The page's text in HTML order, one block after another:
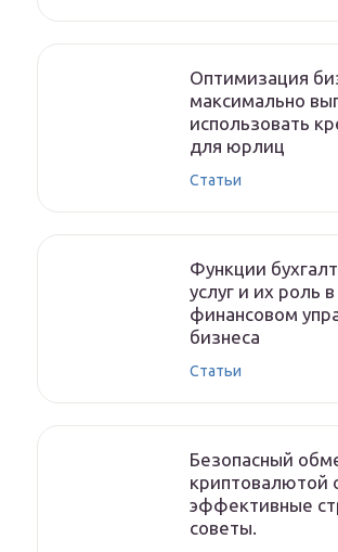
Оптимизация
максимально
использовать
для юрлиц
Статьи
Функции
услуг и их роль в
финансовом
бизнеса
Статьи
Безопасный
криптовалютой
эффективные
советы.